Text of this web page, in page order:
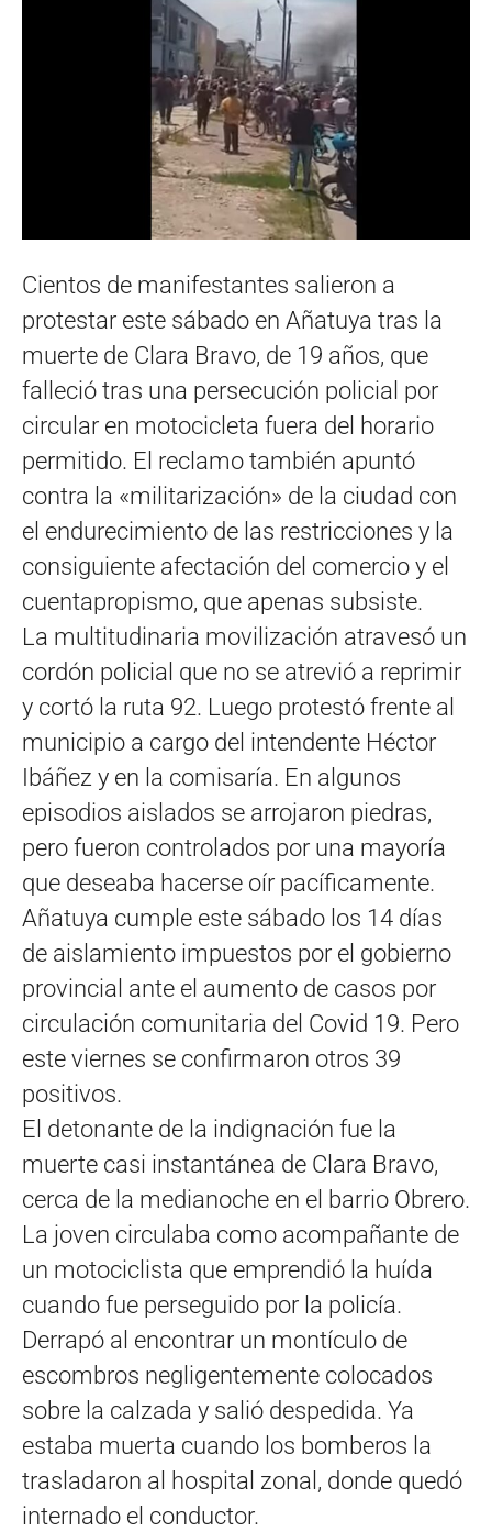
Cientos de manifestantes salieron a
protestar este sábado en Añatuya tras la
muerte de Clara Bravo, de 19 años, que
falleció tras una persecución policial por
circular en motocicleta fuera del horario
permitido. El reclamo también apuntó
contra la «militarización» de la ciudad con
el endurecimiento de las restricciones y la
consiguiente afectación del comercio y el
cuentapropismo, que apenas subsiste.
La multitudinaria movilización atravesó un
cordón policial que no se atrevió a reprimir
y cortó la ruta 92. Luego protestó frente al
municipio a cargo del intendente Héctor
Ibáñez y en la comisaría. En algunos
episodios aislados se arrojaron piedras,
pero fueron controlados por una mayoría
que deseaba hacerse oír pacíficamente.
Añatuya cumple este sábado los 14 días
de aislamiento impuestos por el gobierno
provincial ante el aumento de casos por
circulación comunitaria del Covid 19. Pero
este viernes se confirmaron otros 39
positivos.
El detonante de la indignación fue la
muerte casi instantánea de Clara Bravo,
cerca de la medianoche en el barrio Obrero.
La joven circulaba como acompañante de
un motociclista que emprendió la huída
cuando fue perseguido por la policía.
Derrapó al encontrar un montículo de
escombros negligentemente colocados
sobre la calzada y salió despedida. Ya
estaba muerta cuando los bomberos la
trasladaron al hospital zonal, donde quedó
internado el conductor.